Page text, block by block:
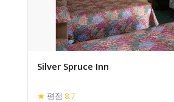
Silver Spruce Inn
★ 평점 8.7